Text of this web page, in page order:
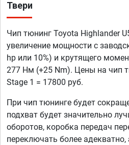
Твери
Чип тюнинг Toyota Highlander
увеличение мощности с
hp или 10%) и крутящего
277 Нм (+25 Nm). Цены на чип
Stage 1 = 17800 руб.
При чип тюнинге будет
подхват будет значительно
оборотов, коробка передач
переключать более адекватно,